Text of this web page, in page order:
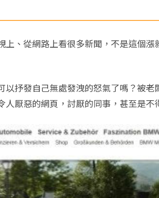
、從網路上看很多新聞，不是這個
抒發自己無處發洩的怒氣了嗎？被
厭惡的網頁，討厭的同事，甚至是不